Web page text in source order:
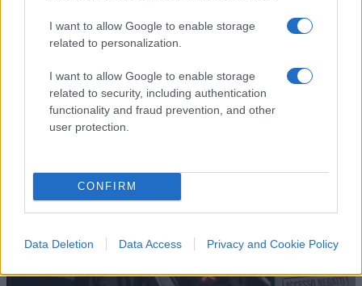
I want to allow Google to enable storage
related to personalization.
I want to allow Google to enable storage
related to security, including authentication
functionality and fraud prevention, and other
user protection.
CONFIRM
Data Deletion Data Access Privacy and Cookie Policy
controlli sugli abbonati: pagare il posto non basta
più, bisogna anche dimostrare di meritarlo
di Ivan Mazzoletti
6 Agosto 2026, 20:00